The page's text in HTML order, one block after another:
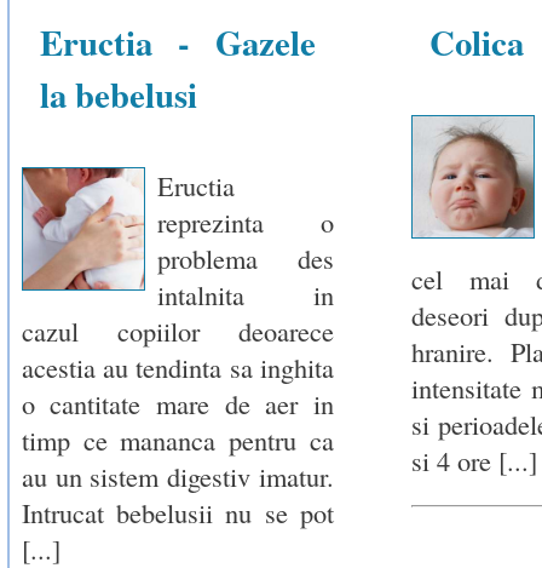
Eructia - Gazele
la bebelusi
Eructia
reprezinta o
problema des
intalnita in
cazul copiilor deoarece
acestia au tendinta sa inghita
o cantitate mare de aer in
timp ce mananca pentru ca
au un sistem digestiv imatur.
Intrucat bebelusii nu se pot
[...]
Colica
cel mai
deseori
hranire.
intensitate
si
si 4 ore [...]